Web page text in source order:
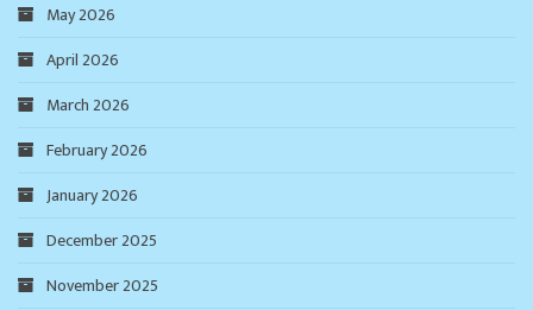
May 2026
April 2026
March 2026
February 2026
January 2026
December 2025
November 2025